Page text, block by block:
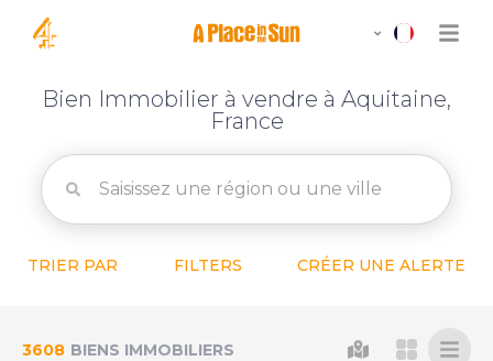
Bien Immobilier à vendre à Aquitaine,
France
TRIER PAR FILTERS CRÉER UNE ALERTE
3608 BIENS IMMOBILIERS